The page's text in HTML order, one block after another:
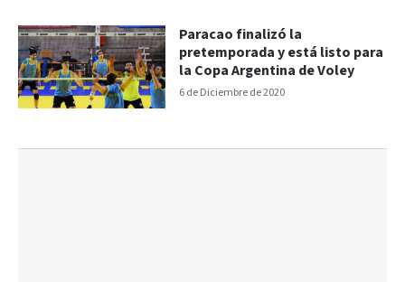
6 de Diciembre de 2020
Paracao finalizó la
pretemporada y está listo para
la Copa Argentina de Voley